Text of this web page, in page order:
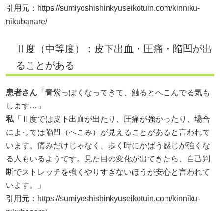
引用元： https://sumiyoshishinkyuseikotuin.com/kinniku-
nikubanare/
Ⅱ度（中等度）：皮下出血・圧痛・陥凹が出
ることがある
患者さん 「青紫っぽくなってきて、触るとへこんでる気も
します…」
私 「Ⅱ度では皮下出血が出たり、圧痛が強かったり、場合
によっては陥凹（へこみ）が見えることがあると言われて
います。痛みだけじゃなく、歩く時にかばう感じが強くな
る人もいるようです。見た目の変化が出てきたら、自己判
断でストレッチを強くやりすぎないほうが安心と言われて
います。」
引用元： https://sumiyoshishinkyuseikotuin.com/kinniku-